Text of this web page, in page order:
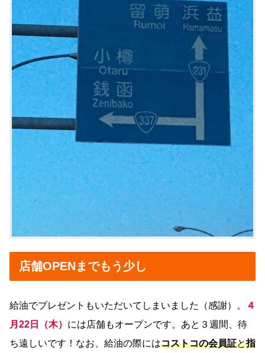
店舗OPENまでもう少し
給油でプレゼントもいただいてしまいました（感謝）。
４
月22日（木） には店舗もオープンです。あと３週間、待
ち遠しいです！なお、給油の際にはコストコの会員証と指